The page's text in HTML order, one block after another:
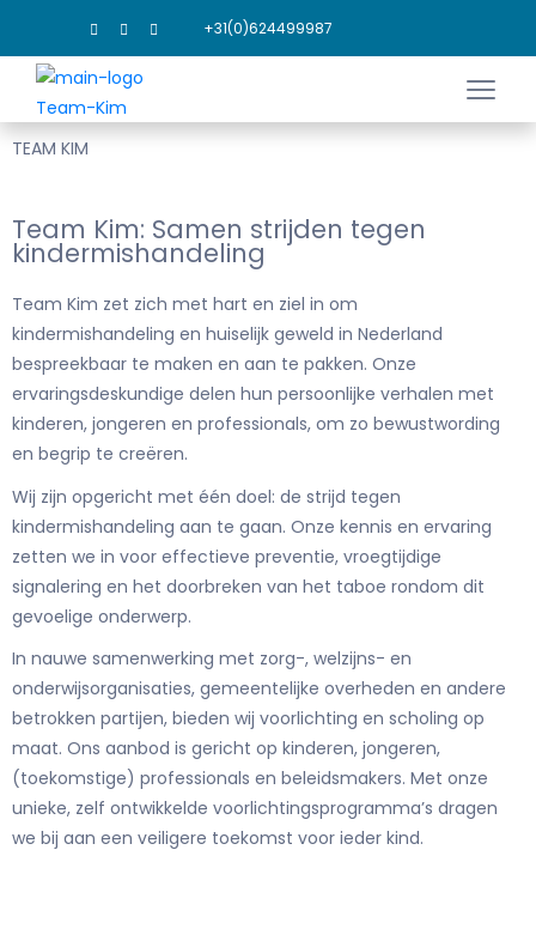
+31(0)624499987
TEAM KIM
Team Kim: Samen strijden tegen
kindermishandeling
Team Kim zet zich met hart en ziel in om
kindermishandeling en huiselijk geweld in Nederland
bespreekbaar te maken en aan te pakken. Onze
ervaringsdeskundige delen hun persoonlijke verhalen met
kinderen, jongeren en professionals, om zo bewustwording
en begrip te creëren.
Wij zijn opgericht met één doel: de strijd tegen
kindermishandeling aan te gaan. Onze kennis en ervaring
zetten we in voor effectieve preventie, vroegtijdige
signalering en het doorbreken van het taboe rondom dit
gevoelige onderwerp.
In nauwe samenwerking met zorg-, welzijns- en
onderwijsorganisaties, gemeentelijke overheden en andere
betrokken partijen, bieden wij voorlichting en scholing op
maat. Ons aanbod is gericht op kinderen, jongeren,
(toekomstige) professionals en beleidsmakers. Met onze
unieke, zelf ontwikkelde voorlichtingsprogramma’s dragen
we bij aan een veiligere toekomst voor ieder kind.